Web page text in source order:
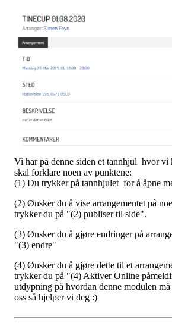
Vi har på denne siden et tannhjul hvor vi
skal forklare noen av punktene:
(1) Du trykker på tannhjulet for å åpne
(2) Ønsker du å vise arrangementet på
trykker du på "(2) publiser til side".
(3) Ønsker du å gjøre endringer på
"(3) endre"
(4) Ønsker du å gjøre dette til et
trykker du på "(4) Aktiver Online
utdypning på hvordan denne modulen
oss så hjelper vi deg :)